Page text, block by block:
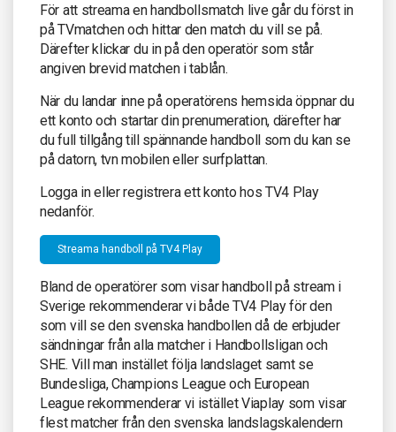
För att streama en handbollsmatch live går du först in
på TVmatchen och hittar den match du vill se på.
Därefter klickar du in på den operatör som står
angiven brevid matchen i tablån.
När du landar inne på operatörens hemsida öppnar du
ett konto och startar din prenumeration, därefter har
du full tillgång till spännande handboll som du kan se
på datorn, tvn mobilen eller surfplattan.
Logga in eller registrera ett konto hos TV4 Play
nedanför.
Streama handboll på TV4 Play
Bland de operatörer som visar handboll på stream i
Sverige rekommenderar vi både TV4 Play för den
som vill se den svenska handbollen då de erbjuder
sändningar från alla matcher i Handbollsligan och
SHE. Vill man instället följa landslaget samt se
Bundesliga, Champions League och European
League rekommenderar vi istället Viaplay som visar
flest matcher från den svenska landslagskalendern